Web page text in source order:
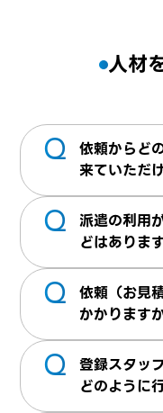
人材
Q
依頼からど
来ていただ
最短5営業日
ます。諸条件
い。
Q
派遣の利用
どはありま
簡易資料のダ
詳細を聞きた
ださい
Q
依頼（お見
かかります
かかりません
料金が発生い
Q
登録スタッ
どのように